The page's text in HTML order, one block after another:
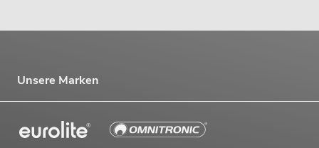
Unsere Marken